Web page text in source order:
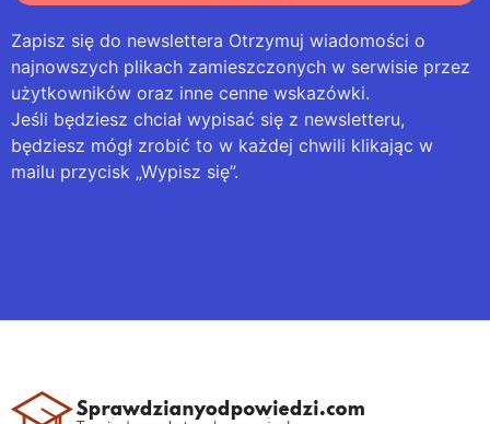
Zapisz się do newslettera Otrzymuj wiadomości o
najnowszych plikach zamieszczonych w serwisie przez
użytkowników oraz inne cenne wskazówki.
Jeśli będziesz chciał wypisać się z newsletteru,
będziesz mógł zrobić to w każdej chwili klikając w
mailu przycisk „Wypisz się”.